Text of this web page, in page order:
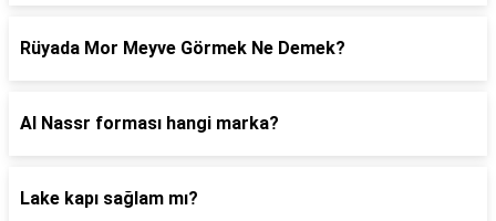
Rüyada Mor Meyve Görmek Ne Demek?
Al Nassr forması hangi marka?
Lake kapı sağlam mı?